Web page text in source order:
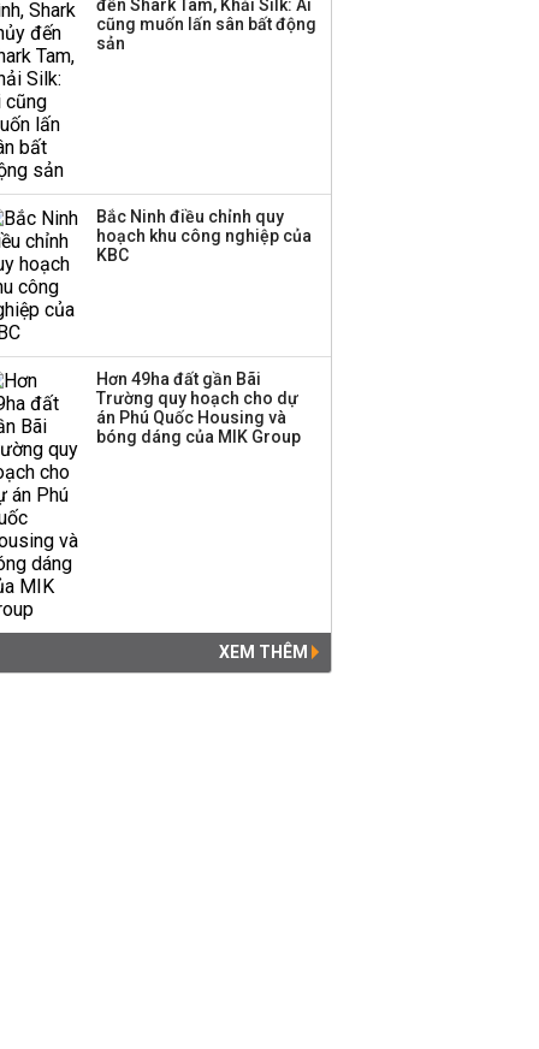
đến Shark Tam, Khải Silk: Ai
cũng muốn lấn sân bất động
sản
Bắc Ninh điều chỉnh quy
hoạch khu công nghiệp của
KBC
Hơn 49ha đất gần Bãi
Trường quy hoạch cho dự
án Phú Quốc Housing và
bóng dáng của MIK Group
XEM THÊM